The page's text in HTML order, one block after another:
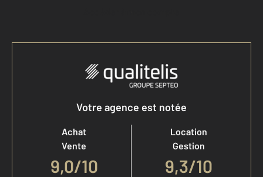
Accéder à mon compte
Votre agence est notée
Achat
Vente
9,0/10
Location
Gestion
9,3/10